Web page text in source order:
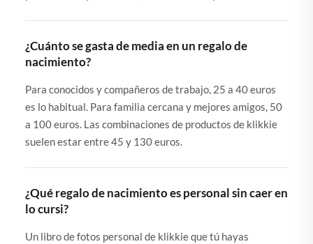
¿Cuánto se gasta de media en un regalo de
nacimiento?
Para conocidos y compañeros de trabajo, 25 a 40 euros
es lo habitual. Para familia cercana y mejores amigos, 50
a 100 euros. Las combinaciones de productos de klikkie
suelen estar entre 45 y 130 euros.
¿Qué regalo de nacimiento es personal sin caer en
lo cursi?
Un libro de fotos personal de klikkie que tú hayas